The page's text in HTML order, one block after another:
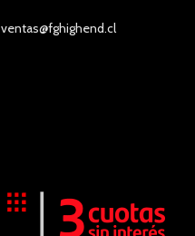
ventas@fghighend.cl